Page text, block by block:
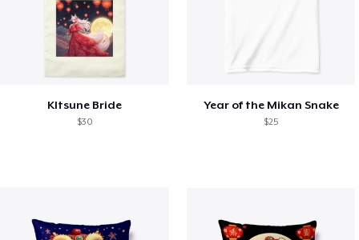
KItsune Bride
$30
Year of the Mikan Snake
$25